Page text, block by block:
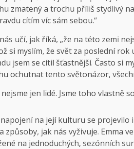
zmatený a trochu příliš stydlivý
cítím víc sám sebou.“
učí, jak říká, „že na této zemi
si myslím, že svět za poslední
jsem se cítil šťastnější. Často si
ochutnat tento světonázor,
jen lidé. Jsme toho vlastně
napojení na její kulturu se projevilo
způsoby, jak nás vyživuje. Emma
na jednoduchých, sezónních